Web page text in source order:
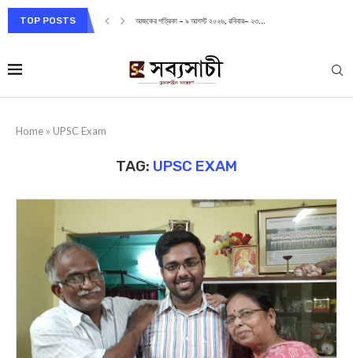
TOP POSTS আজকের পত্রিকা – ৯ আগস্ট ২০২৬, রবিবার– ২৩...
Home » UPSC Exam
TAG: UPSC EXAM